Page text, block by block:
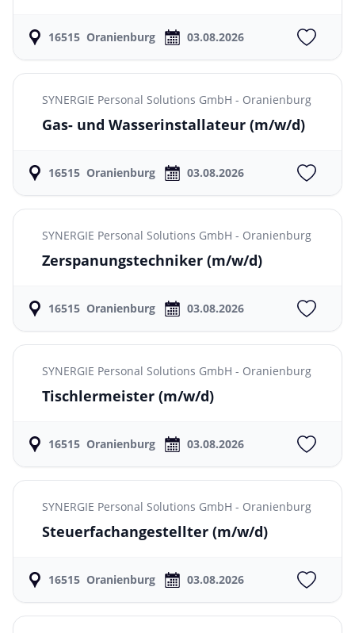
16515 Oranienburg 03.08.2026
SYNERGIE Personal Solutions GmbH - Oranienburg
Gas- und Wasserinstallateur (m/w/d)
16515 Oranienburg 03.08.2026
SYNERGIE Personal Solutions GmbH - Oranienburg
Zerspanungstechniker (m/w/d)
16515 Oranienburg 03.08.2026
SYNERGIE Personal Solutions GmbH - Oranienburg
Tischlermeister (m/w/d)
16515 Oranienburg 03.08.2026
SYNERGIE Personal Solutions GmbH - Oranienburg
Steuerfachangestellter (m/w/d)
16515 Oranienburg 03.08.2026